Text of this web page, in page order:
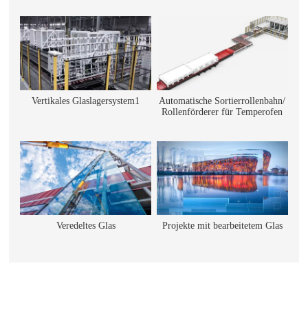
Vertikales Glaslagersystem1
Automatische Sortierrollenbahn/
Rollenförderer für Temperofen
Veredeltes Glas Projekte mit bearbeitetem Glas